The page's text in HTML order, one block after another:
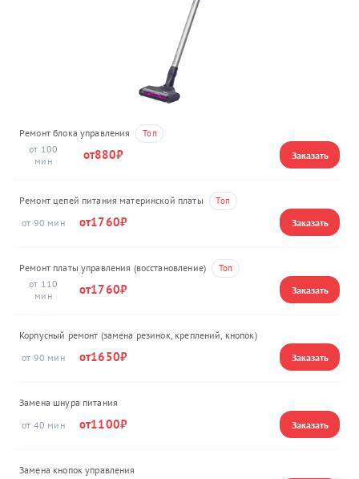
Ремонт блока управления
100
880
Ремонт цепей питания материнской платы
90
1760
Ремонт платы управления (восстановление)
110
1760
Корпусный ремонт (замена резинок, креплений, кнопок)
90
1650
Замена шнура питания
40
1100
Замена кнопок управления